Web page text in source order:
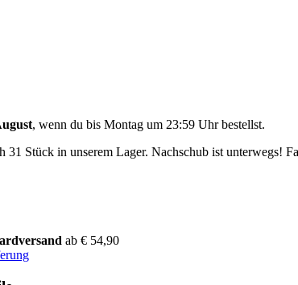
, wenn du bis Montag um 23:59 Uhrbestellst.
31 Stück in unserem Lager. Nachschub ist unterwegs!
ab € 54,90